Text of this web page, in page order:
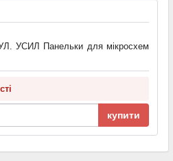
УСИЛ Панельки для мікросхем
купити